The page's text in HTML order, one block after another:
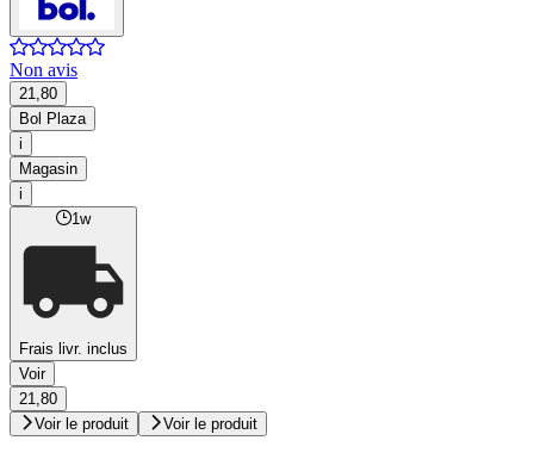
Non avis
21,80
Bol Plaza
i
Magasin
i
1w
Frais livr. inclus
Voir
21,80
Voir le produit
Voir le produit